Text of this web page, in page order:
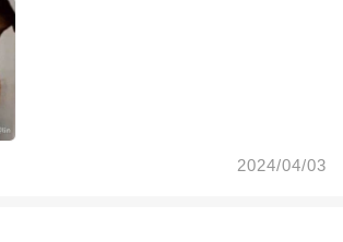
2024/04/03